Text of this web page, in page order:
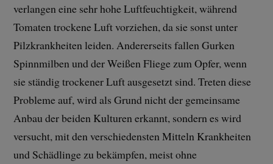
verlangen eine sehr hohe Luftfeuchtigkeit, während
Tomaten trockene Luft vorziehen, da sie sonst unter
Pilzkrankheiten leiden. Andererseits fallen Gurken
Spinnmilben und der Weißen Fliege zum Opfer, wenn
sie ständig trockener Luft ausgesetzt sind. Treten diese
Probleme auf, wird als Grund nicht der gemeinsame
Anbau der beiden Kulturen erkannt, sondern es wird
versucht, mit den verschiedensten Mitteln Krankheiten
und Schädlinge zu bekämpfen, meist ohne